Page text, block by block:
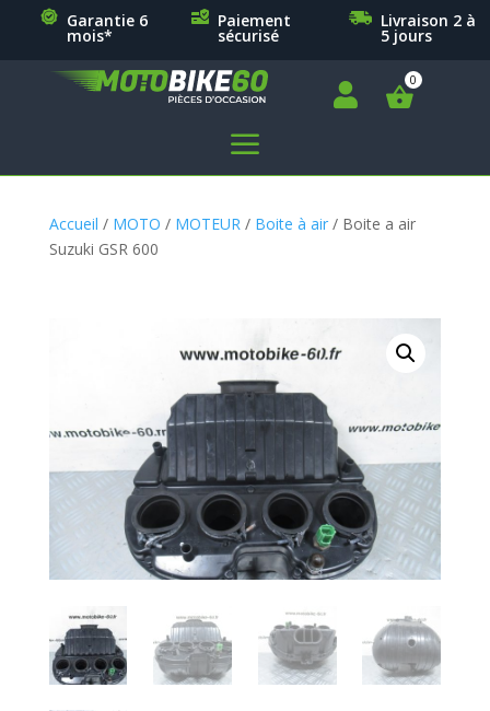
Garantie 6
mois*
Paiement
sécurisé
Livraison 2 à
5 jours

a
Accueil / MOTO / MOTEUR / Boite à air/ Boite a air
Suzuki GSR 600